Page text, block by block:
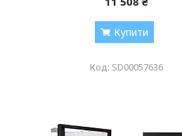
Купити
SD00057636